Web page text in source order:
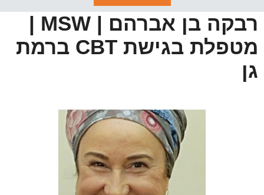
רבקה בן אברהם | MSW |
מטפלת בגישת CBT ברמת
גן